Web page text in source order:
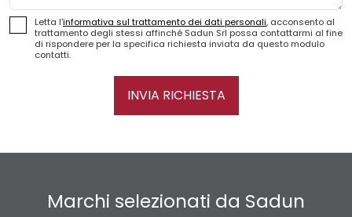
Letta l'informativa sul trattamento dei dati personali, acconsento al
trattamento degli stessi affinché Sadun Srl possa contattarmi al fine
di rispondere per la specifica richiesta inviata da questo modulo
contatti.
INVIA RICHIESTA
Marchi selezionati da Sadun